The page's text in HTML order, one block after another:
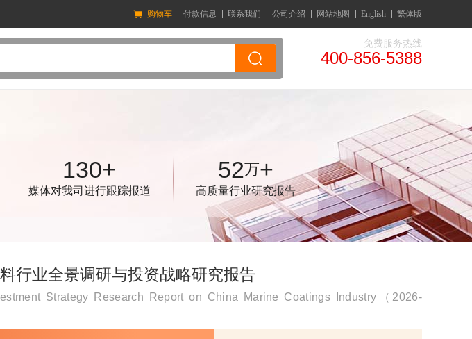
购物车 付款信息 联系我们 公司介绍 网站地图 English 繁体版
免费服务热线
400-856-5388
130+
媒体对我司进行跟踪报道
52万+
高质量行业研究报告
行业全景调研与投资战略研究报告
Strategy Research Report on China Marine Coatings Industry（2026-